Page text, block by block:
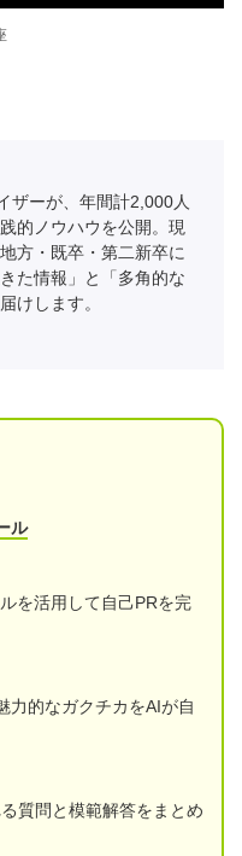
ザーが、年間計2,000人
的ノウハウを公開。現
方・既卒・第二新卒に
た情報」と「多角的な
けします。
ル
を活用して自己PRを完
力的なガクチカをAIが自
質問と模範解答をまとめ